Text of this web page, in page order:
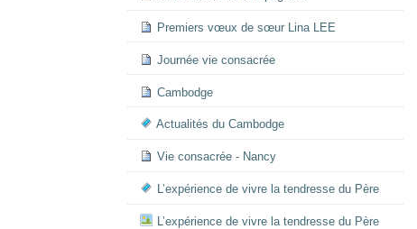
Premiers vœux de sœur Lina LEE
Journée vie consacrée
Cambodge
Actualités du Cambodge
Vie consacrée - Nancy
L’expérience de vivre la tendresse du Père
L’expérience de vivre la tendresse du Père